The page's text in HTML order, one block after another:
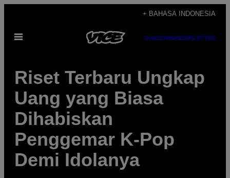
content
+ BAHASA INDONESIA
Open
SUBSCRIBENEWSLETTER
Riset Terbaru Ungkap
Uang yang Biasa
Dihabiskan
Penggemar K-Pop
Demi Idolanya